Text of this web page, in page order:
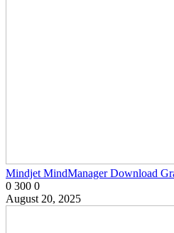
Mindjet MindManager Download
0 300 0
August 20, 2025